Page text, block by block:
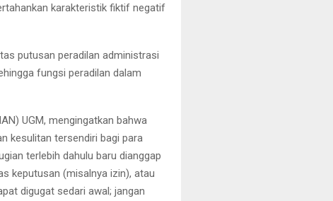
karakteristik fiktif negatif
putusan peradilan administrasi
fungsi peradilan dalam
UGM, mengingatkan bahwa
kesulitan tersendiri bagi para
terlebih dahulu baru dianggap
keputusan (misalnya izin), atau
digugat sedari awal; jangan